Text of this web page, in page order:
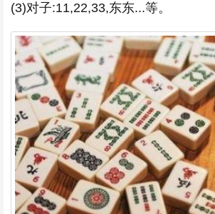
(3)对子:11,22,33,东东...等。